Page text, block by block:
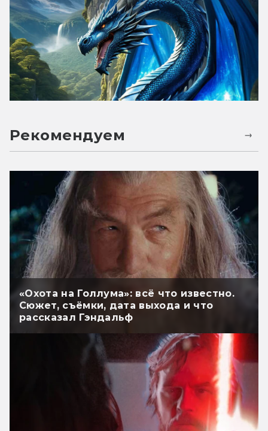
Рекомендуем
«Охота на Голлума»: всё что известно.
Сюжет, съёмки, дата выхода и что
рассказал Гэндальф